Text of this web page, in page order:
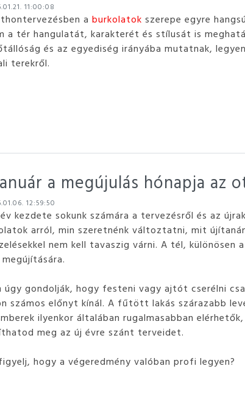
11:00:08
a burkolatok szerepe egyre
a tér hangulatát, karakterét és stílusát is
és az egyediség irányába mutatnak,
terekről.
a megújulás hónapja az
12:59:50
kezdete sokunk számára a tervezésről és az
arról, min szeretnénk változtatni, mit
nem kell tavaszig várni. A tél, különösen
úgy gondolják, hogy festeni vagy ajtót cserélni
számos előnyt kínál. A fűtött lakás szárazabb
ilyenkor általában rugalmasabban
meg az új évre szánt terveidet.
hogy a végeredmény valóban profi legyen?